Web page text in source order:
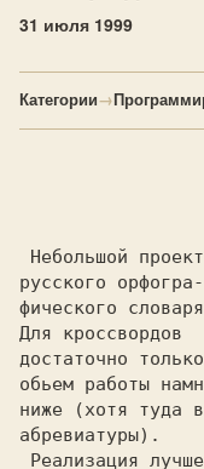
31 июля 1999
Категории→
русского орфогра-
фического
Для кроссвордов
достаточно
обьем работы
ниже (хотя туда
абревиатуры).